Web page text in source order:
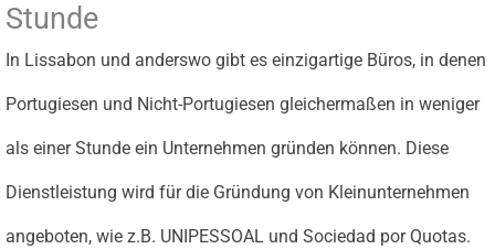
Stunde
In Lissabon und anderswo gibt es einzigartige Büros, in denen
Portugiesen und Nicht-Portugiesen gleichermaßen in weniger
als einer Stunde ein Unternehmen gründen können. Diese
Dienstleistung wird für die Gründung von Kleinunternehmen
angeboten, wie z.B. UNIPESSOAL und Sociedad por Quotas.